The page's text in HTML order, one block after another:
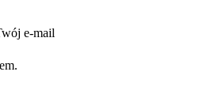
e-mail